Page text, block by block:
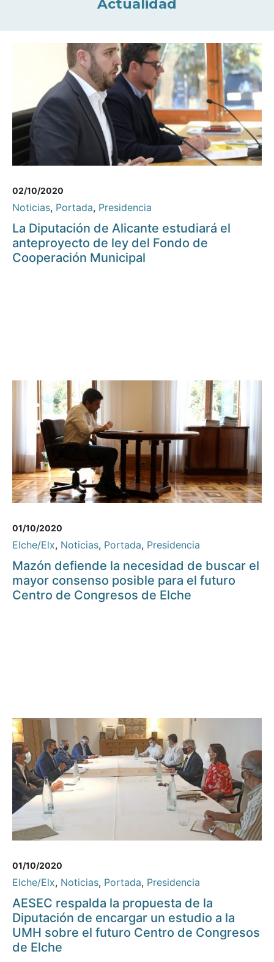
Actualidad
02/10/2020
Noticias, Portada, Presidencia
La Diputación de Alicante estudiará el
anteproyecto de ley del Fondo de
Cooperación Municipal
01/10/2020
Elche/Elx, Noticias, Portada, Presidencia
Mazón defiende la necesidad de buscar el
mayor consenso posible para el futuro
Centro de Congresos de Elche
01/10/2020
Elche/Elx, Noticias, Portada, Presidencia
AESEC respalda la propuesta de la
Diputación de encargar un estudio a la
UMH sobre el futuro Centro de Congresos
de Elche